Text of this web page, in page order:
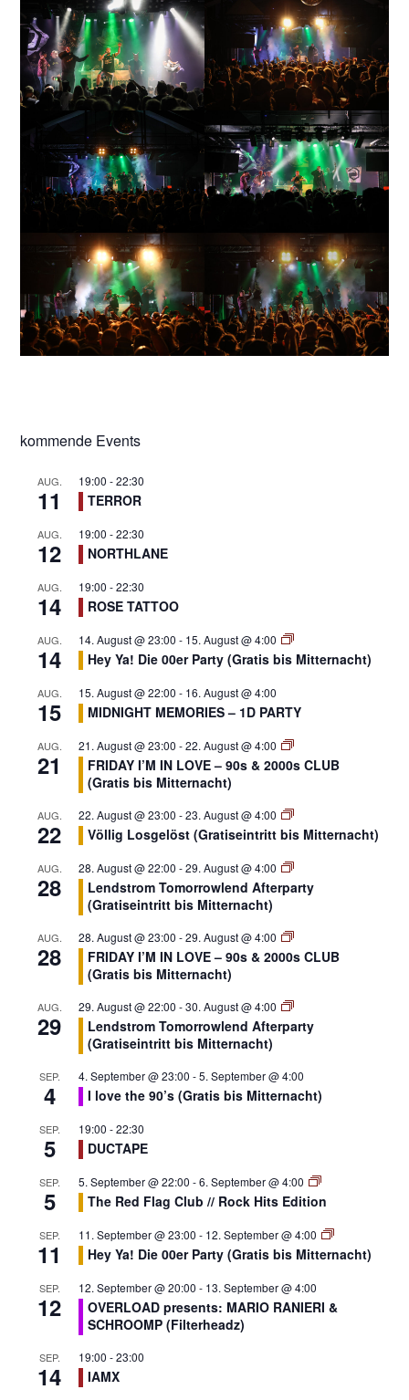
kommende Events
AUG.
11
19:00 -22:30
TERROR
AUG.
12
19:00 -22:30
NORTHLANE
AUG.
14
19:00 -22:30
ROSE TATTOO
AUG.
14
14. August @ 23:00 - 15. August @ 4:00
Hey Ya! Die 00er Party (Gratis bis Mitternacht)
AUG.
15
15. August @ 22:00 - 16. August @ 4:00
MIDNIGHT MEMORIES – 1D PARTY
AUG.
21
21. August @ 23:00 -22. August @ 4:00
FRIDAY I’M IN LOVE – 90s & 2000s CLUB
(Gratis bis Mitternacht)
AUG.
22
22. August @ 23:00 -23. August @ 4:00
Völlig Losgelöst (Gratiseintritt bis Mitternacht)
AUG.
28
28. August @ 22:00 -29. August @ 4:00
Lendstrom Tomorrowlend Afterparty
(Gratiseintritt bis Mitternacht)
AUG.
28
28. August @ 23:00 -29. August @ 4:00
FRIDAY I’M IN LOVE – 90s & 2000s CLUB
(Gratis bis Mitternacht)
AUG.
29
29. August @ 22:00 -30. August @ 4:00
Lendstrom Tomorrowlend Afterparty
(Gratiseintritt bis Mitternacht)
SEP.
4
4. September @ 23:00 -5. September @ 4:00
I love the 90’s (Gratis bis Mitternacht)
SEP.
5
19:00 -22:30
DUCTAPE
SEP.
5
5. September @ 22:00 -6. September @ 4:00
The Red Flag Club // Rock Hits Edition
SEP.
11
11. September @ 23:00 - 12. September @ 4:00
Hey Ya! Die 00er Party (Gratis bis Mitternacht)
SEP.
12
12. September @ 20:00 - 13. September @ 4:00
OVERLOAD presents: MARIO RANIERI &
SCHROOMP (Filterheadz)
SEP.
14
19:00 -23:00
IAMX